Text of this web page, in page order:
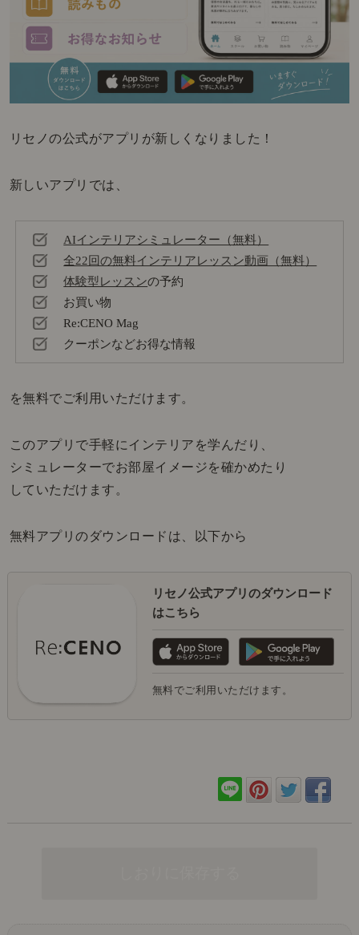
リセノの公式がアプリが新しくなりました！
新しいアプリでは、
AIインテリアシミュレーター（無料）
全22回の無料インテリアレッスン動画（無料）
体験型レッスンの予約
お買い物
Re:CENO Mag
クーポンなどお得な情報
を無料でご利用いただけます。
このアプリで手軽にインテリアを学んだり、
シミュレーターでお部屋イメージを確かめたり
していただけます。
無料アプリのダウンロードは、以下から
リセノ公式アプリのダウンロード
はこちら
無料でご利用いただけます。